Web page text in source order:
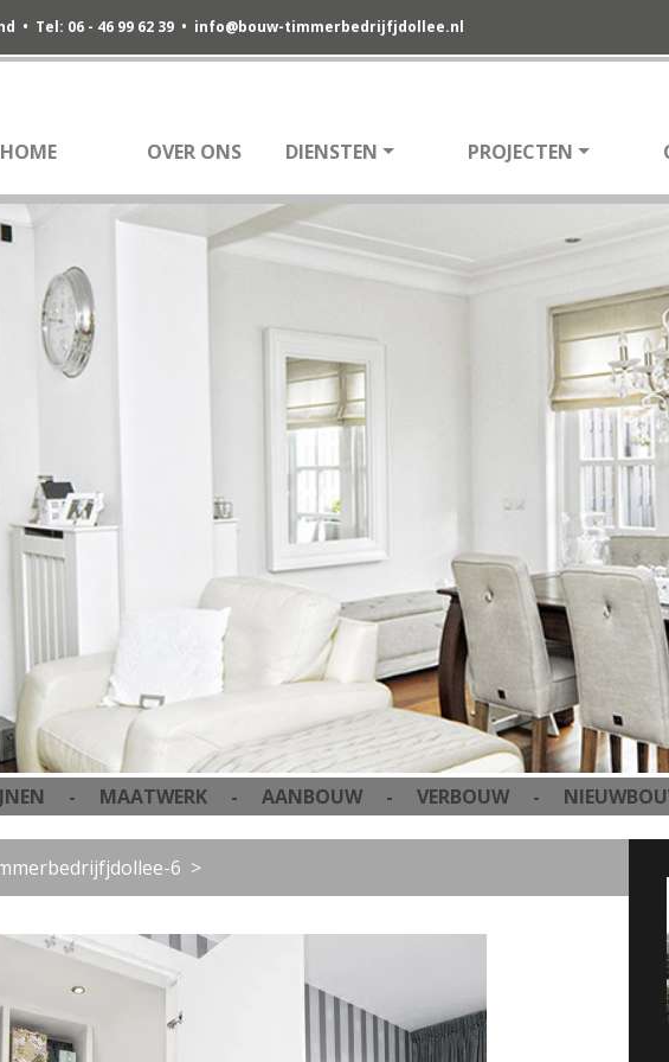
• Tel: 06 - 46 99 62 39 • info@bouw-timmerbedrijfjdollee.nl
HOME OVER ONS DIENSTEN PROJECTEN
- AANBOUW - VERBOUW - NIEUWBOUW -
6